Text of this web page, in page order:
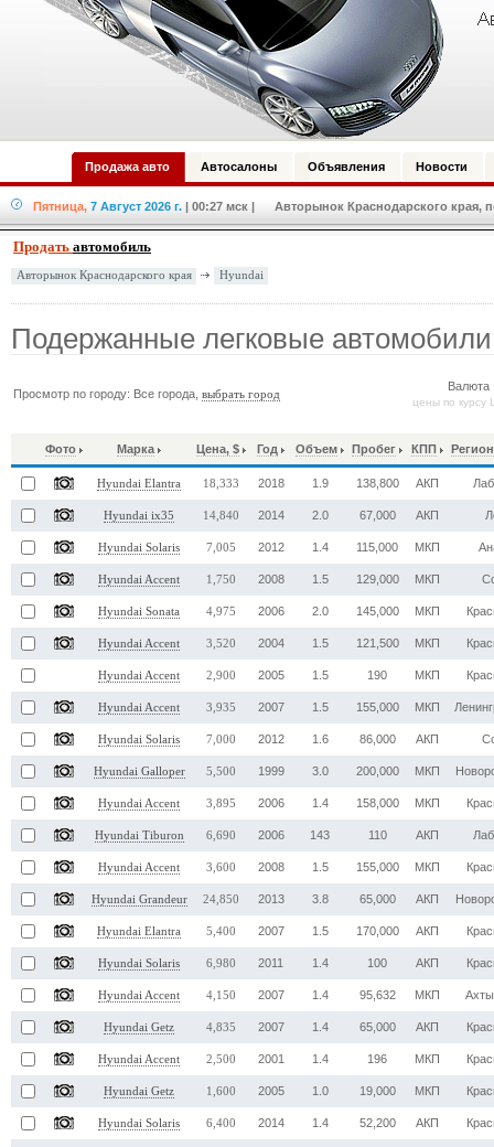
Продажа авто Автосалоны Объявления Новости
Пятница, 7 Август 2026 г. | 00:27 мск | Авторынок Краснодарского края,
Продать автомобиль
Авторынок Краснодарского края Hyundai
Подержанные легковые
Просмотр по городу: Все города,выбрать город
цены по
Фото Марка Цена, $ Год Объем Пробег КПП
Hyundai Elantra 18,333 2018 1.9 138,800 АКП
Hyundai ix35 14,840 2014 2.0 67,000 АКП
Hyundai Solaris 7,005 2012 1.4 115,000 МКП
Hyundai Accent 1,750 2008 1.5 129,000 МКП
Hyundai Sonata 4,975 2006 2.0 145,000 МКП
Hyundai Accent 3,520 2004 1.5 121,500 МКП
Hyundai Accent 2,900 2005 1.5 190 МКП
Hyundai Accent 3,935 2007 1.5 155,000 МКП
Hyundai Solaris 7,000 2012 1.6 86,000 АКП
Hyundai Galloper 5,500 1999 3.0 200,000 МКП
Hyundai Accent 3,895 2006 1.4 158,000 МКП
Hyundai Tiburon 6,690 2006 143 110 АКП
Hyundai Accent 3,600 2008 1.5 155,000 МКП
Hyundai Grandeur 24,850 2013 3.8 65,000 АКП
Hyundai Elantra 5,400 2007 1.5 170,000 АКП
Hyundai Solaris 6,980 2011 1.4 100 АКП
Hyundai Accent 4,150 2007 1.4 95,632 МКП
Hyundai Getz 4,835 2007 1.4 65,000 АКП
Hyundai Accent 2,500 2001 1.4 196 МКП
Hyundai Getz 1,600 2005 1.0 19,000 МКП
Hyundai Solaris 6,400 2014 1.4 52,200 АКП